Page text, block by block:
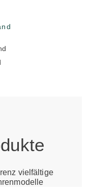
vielfältige